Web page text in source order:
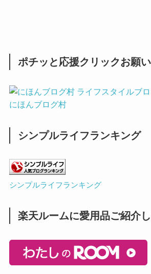
ポチッと応援クリックお願い
にほんブログ村
シンプルライフランキング
シンプルライフランキング
楽天ルームに愛用品ご紹介